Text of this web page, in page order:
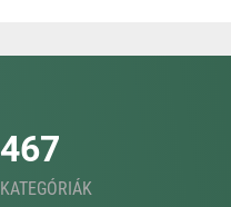
467
KATEGÓRIÁK